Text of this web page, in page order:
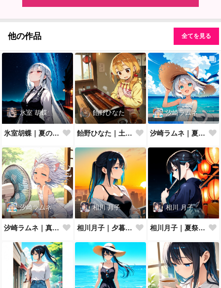
他の作品 全てを見る
氷室 胡蝶
氷室胡蝶｜夏の夜空
飴野ひなた
飴野ひなた｜土用の丑の日
汐崎ラムネ
汐崎ラムネ｜夏空を見上げて
汐崎ラムネ
汐崎ラムネ｜真夏の扇風機ぶわっ
相川 月子
相川月子｜夕暮れのバルコニー
相川 月子
相川月子｜夏祭りの浴衣